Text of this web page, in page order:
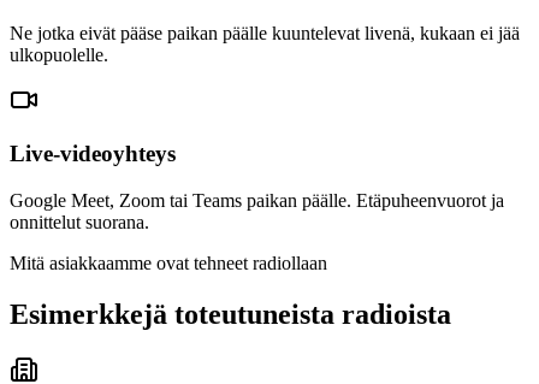
Ne jotka eivät pääse paikan päälle kuuntelevat livenä, kukaan ei jää
ulkopuolelle.
Live-videoyhteys
Google Meet, Zoom tai Teams paikan päälle. Etäpuheenvuorot ja
onnittelut suorana.
Mitä asiakkaamme ovat tehneet radiollaan
Esimerkkejä toteutuneista radioista